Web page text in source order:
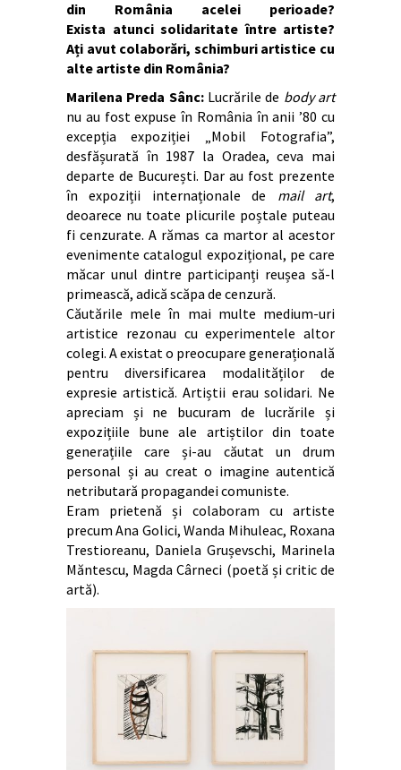
din România acelei perioade?
Exista atunci solidaritate între artiste?
Ați avut colaborări, schimburi artistice cu
alte artiste din România?
Marilena Preda Sânc:Lucrările de body art
nu au fost expuse în România în anii ’80 cu
excepția expoziției „Mobil Fotografia”,
desfășurată în 1987 la Oradea, ceva mai
departe de București. Dar au fost prezente
în expoziții internaționale de mail art,
deoarece nu toate plicurile poștale puteau
fi cenzurate. A rămas ca martor al acestor
evenimente catalogul expozițional, pe care
măcar unul dintre participanți reușea să-l
primească, adică scăpa de cenzură.
Căutările mele în mai multe medium-uri
artistice rezonau cu experimentele altor
colegi. A existat o preocupare generațională
pentru diversificarea modalităților de
expresie artistică. Artiștii erau solidari. Ne
apreciam și ne bucuram de lucrările și
expozițiile bune ale artiștilor din toate
generațiile care și-au căutat un drum
personal și au creat o imagine autentică
netributară propagandei comuniste.
Eram prietenă și colaboram cu artiste
precum Ana Golici, Wanda Mihuleac, Roxana
Trestioreanu, Daniela Grușevschi, Marinela
Măntescu, Magda Cârneci (poetă și critic de
artă).